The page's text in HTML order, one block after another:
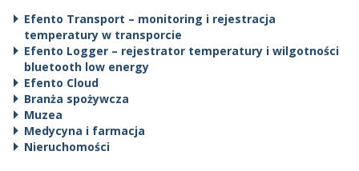
Efento Transport – monitoring i rejestracja
temperatury w transporcie
Efento Logger – rejestrator temperatury i wilgotności
bluetooth low energy
Efento Cloud
Branża spożywcza
Muzea
Medycyna i farmacja
Nieruchomości